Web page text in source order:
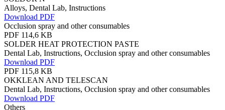
Alloys, Dental Lab, Instructions
Download PDF
Occlusion spray and other consumables
PDF 114,6 KB
SOLDER HEAT PROTECTION PASTE
Dental Lab, Instructions, Occlusion spray and other consumables
Download PDF
PDF 115,8 KB
OKKLEAN AND TELESCAN
Dental Lab, Instructions, Occlusion spray and other consumables
Download PDF
Others